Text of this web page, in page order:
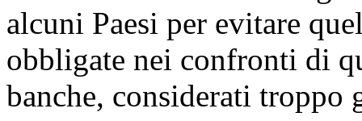
alcuni Paesi per evitare
obbligate nei confronti di
banche, considerati